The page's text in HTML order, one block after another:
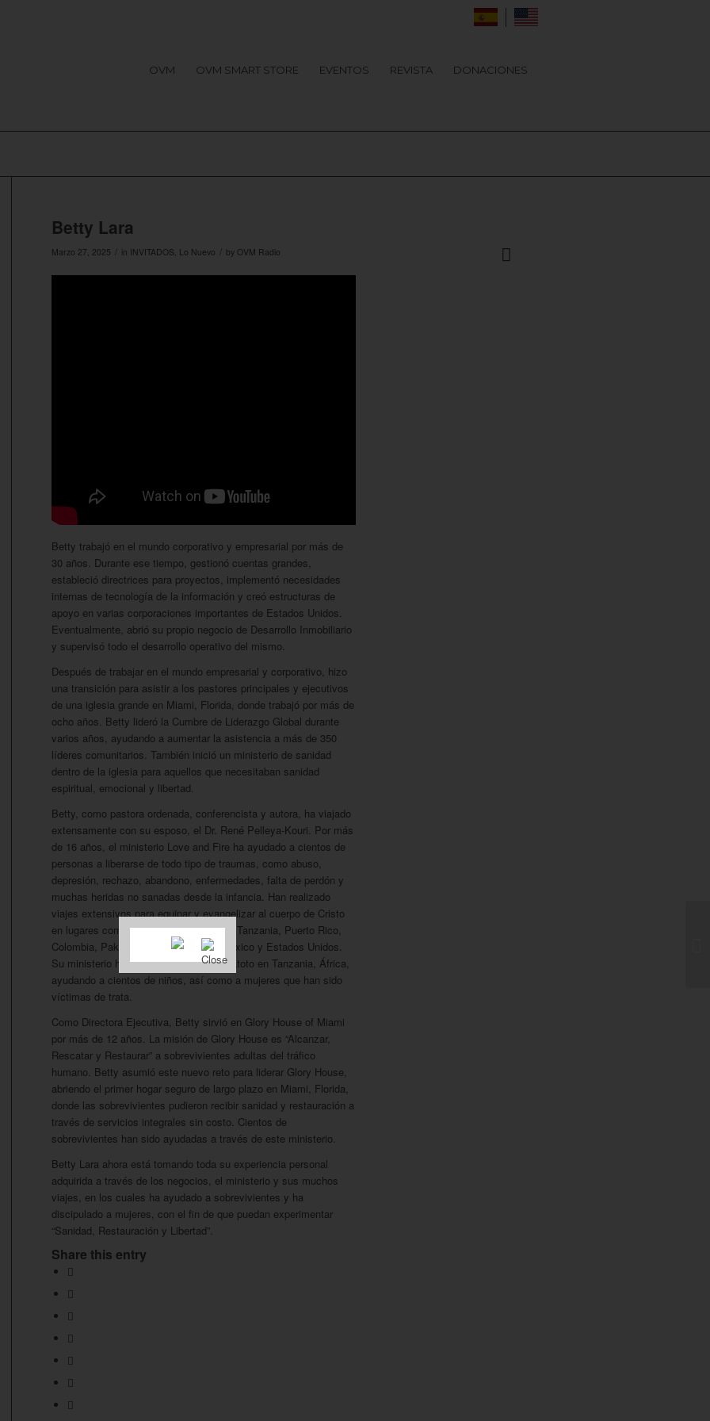
OVM OVM SMART STORE EVENTOS REVISTA DONACIONES
Betty Lara
Marzo 27, 2025 / in INVITADOS, Lo Nuevo / by OVM Radio
Betty trabajó en el mundo corporativo y empresarial por más de
30 años. Durante ese tiempo, gestionó cuentas grandes,
estableció directrices para proyectos, implementó necesidades
internas de tecnología de la información y creó estructuras de
apoyo en varias corporaciones importantes de Estados Unidos.
Eventualmente, abrió su propio negocio de Desarrollo Inmobiliario
y supervisó todo el desarrollo operativo del mismo.
Después de trabajar en el mundo empresarial y corporativo, hizo
una transición para asistir a los pastores principales y ejecutivos
de una iglesia grande en Miami, Florida, donde trabajó por más de
ocho años. Betty lideró la Cumbre de Liderazgo Global durante
varios años, ayudando a aumentar la asistencia a más de 350
líderes comunitarios. También inició un ministerio de sanidad
dentro de la iglesia para aquellos que necesitaban sanidad
espiritual, emocional y libertad.
Betty, como pastora ordenada, conferencista y autora, ha viajado
extensamente con su esposo, el Dr. René Pelleya-Kouri. Por más
de 16 años, el ministerio Love and Fire ha ayudado a cientos de
personas a liberarse de todo tipo de traumas, como abuso,
depresión, rechazo, abandono, enfermedades, falta de perdón y
muchas heridas no sanadas desde la infancia. Han realizado
viajes extensivos para equipar y evangelizar al cuerpo de Cristo
en lugares como Cuba, Ecuador, Suiza, Tanzania, Puerto Rico,
Colombia, Pakistán, Uganda, Brasil, México y Estados Unidos.
Su ministerio ha apoyado al orfanato Watoto en Tanzania, África,
ayudando a cientos de niños, así como a mujeres que han sido
víctimas de trata.
Como Directora Ejecutiva, Betty sirvió en Glory House of Miami
por más de 12 años. La misión de Glory House es “Alcanzar,
Rescatar y Restaurar” a sobrevivientes adultas del tráfico
humano. Betty asumió este nuevo reto para liderar Glory House,
abriendo el primer hogar seguro de largo plazo en Miami, Florida,
donde las sobrevivientes pudieron recibir sanidad y restauración a
través de servicios integrales sin costo. Cientos de
sobrevivientes han sido ayudadas a través de este ministerio.
Betty Lara ahora está tomando toda su experiencia personal
adquirida a través de los negocios, el ministerio y sus muchos
viajes, en los cuales ha ayudado a sobrevivientes y ha
discipulado a mujeres, con el fin de que puedan experimentar
“Sanidad, Restauración y Libertad”.
Share this entry